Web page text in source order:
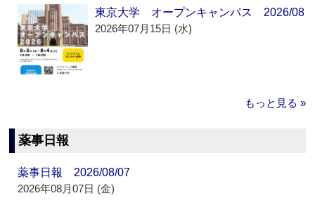
東京大学 オープンキャンパス 2026/08
2026年07月15日 (水)
もっと見る »
薬事日報
薬事日報 2026/08/07
2026年08月07日 (金)